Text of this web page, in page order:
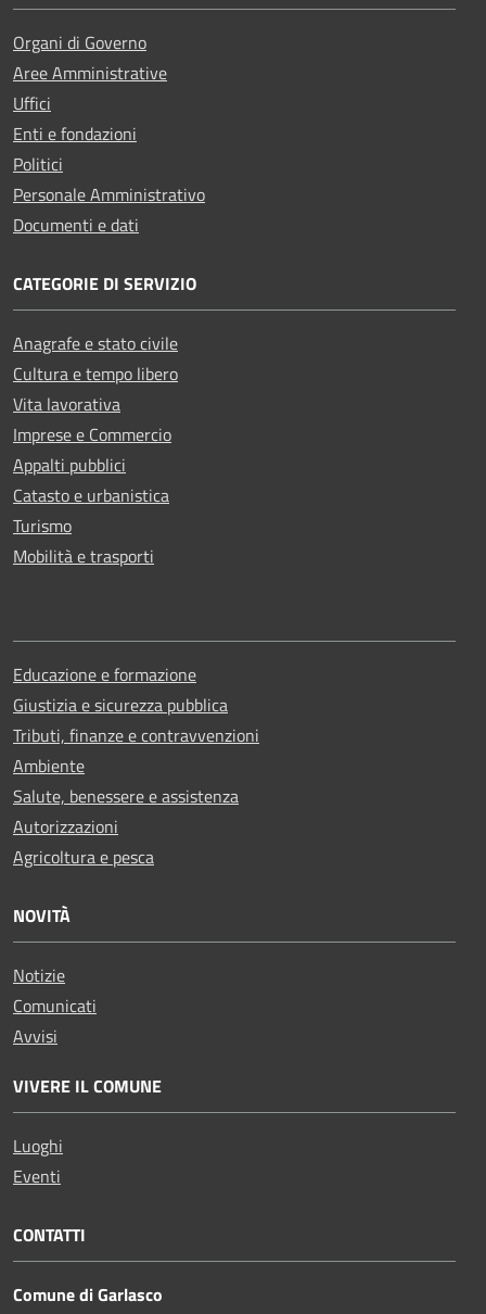
Organi di Governo
Aree Amministrative
Uffici
Enti e fondazioni
Politici
Personale Amministrativo
Documenti e dati
CATEGORIE DI SERVIZIO
Anagrafe e stato civile
Cultura e tempo libero
Vita lavorativa
Imprese e Commercio
Appalti pubblici
Catasto e urbanistica
Turismo
Mobilità e trasporti
Educazione e formazione
Giustizia e sicurezza pubblica
Tributi, finanze e contravvenzioni
Ambiente
Salute, benessere e assistenza
Autorizzazioni
Agricoltura e pesca
NOVITÀ
Notizie
Comunicati
Avvisi
VIVERE IL COMUNE
Luoghi
Eventi
CONTATTI
Comune di Garlasco